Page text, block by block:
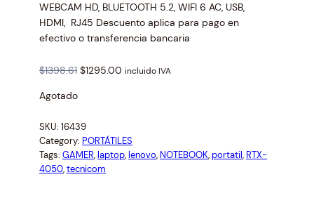
WEBCAM HD, BLUETOOTH 5.2, WIFI 6 AC, USB,
HDMI, RJ45 Descuento aplica para pago en
efectivo o transferencia bancaria
$1398.61 O
i
n
a
l
$1295.00 C
n
t
incluido IVA
Agotado
SKU: 16439
Category: PORTÁTILES
Tags: GAMER, laptop, lenovo, NOTEBOOK, portatil, RTX-
4050, tecnicom